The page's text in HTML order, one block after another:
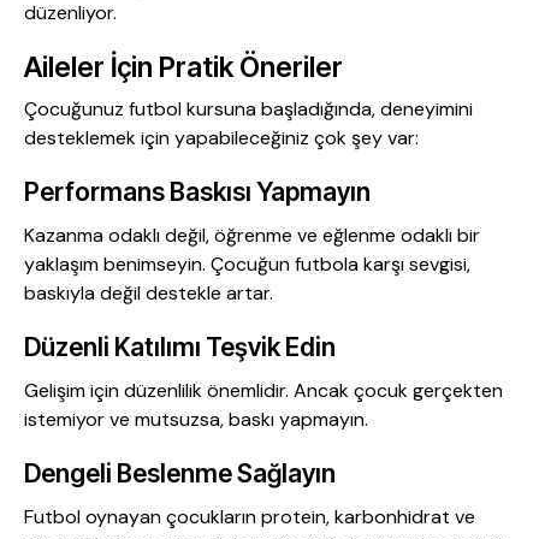
düzenliyor.
Aileler İçin Pratik Öneriler
Çocuğunuz futbol kursuna başladığında, deneyimini
desteklemek için yapabileceğiniz çok şey var:
Performans Baskısı Yapmayın
Kazanma odaklı değil, öğrenme ve eğlenme odaklı bir
yaklaşım benimseyin. Çocuğun futbola karşı sevgisi,
baskıyla değil destekle artar.
Düzenli Katılımı Teşvik Edin
Gelişim için düzenlilik önemlidir. Ancak çocuk gerçekten
istemiyor ve mutsuzsa, baskı yapmayın.
Dengeli Beslenme Sağlayın
Futbol oynayan çocukların protein, karbonhidrat ve